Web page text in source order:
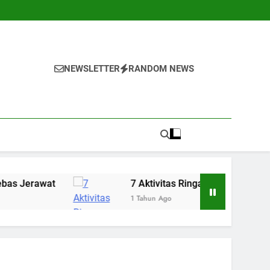
NEWSLETTER RANDOM NEWS
7 Aktivitas Ringan yang Bisa Menenangkan
1 Tahun Ago